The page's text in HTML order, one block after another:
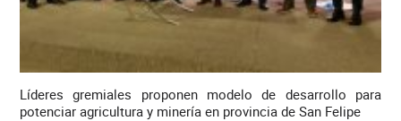
Líderes gremiales proponen modelo de desarrollo para
potenciar agricultura y minería en provincia de San Felipe